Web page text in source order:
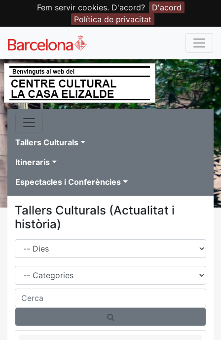
Fem servir cookies. D'acord?
D'acord
Política de privacitat
Tallers Culturals
Itineraris
Espectacles i Conferències
Tallers Culturals (Actualitat i
història)
Dies
Família
Cerca